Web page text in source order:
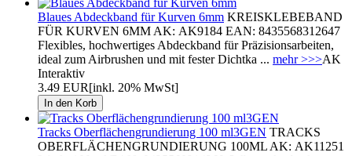
Blaues Abdeckband für Kurven 6mm KREISKLEBEBAND
FÜR KURVEN 6MM AK: AK9184 EAN: 8435568312647
Flexibles, hochwertiges Abdeckband für Präzisionsarbeiten,
ideal zum Airbrushen und mit fester Dichtka ... mehr >>>AK
Interaktiv
3.49 EUR[inkl. 20% MwSt]
Tracks Oberflächengrundierung 100 ml3GEN TRACKS
OBERFLÄCHENGRUNDIERUNG 100ML AK: AK11251